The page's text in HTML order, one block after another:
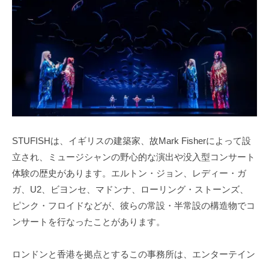
STUFISHは、イギリスの建築家、故Mark Fisherによって設
立され、ミュージシャンの野心的な演出や没入型コンサート
体験の歴史があります。エルトン・ジョン、レディー・ガ
ガ、U2、ビヨンセ、マドンナ、ローリング・ストーンズ、
ピンク・フロイドなどが、彼らの常設・半常設の構造物でコ
ンサートを行なったことがあります。
ロンドンと香港を拠点とするこの事務所は、エンターテイン